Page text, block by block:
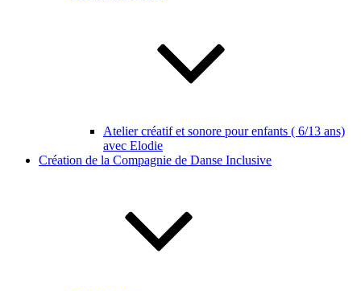
Atelier créatif et sonore pour enfants ( 6/13 ans)
avec Elodie
Création de la Compagnie de Danse Inclusive